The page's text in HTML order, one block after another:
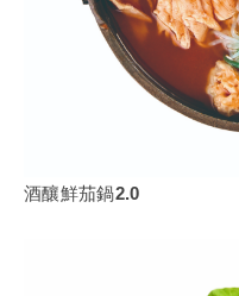
酒釀鮮茄鍋2.0